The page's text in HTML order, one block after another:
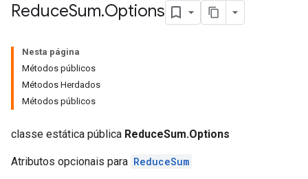
ReduceSum.Options
Nesta página
Métodos públicos
Métodos Herdados
Métodos públicos
classe estática pública ReduceSum.Options
Atributos opcionais para ReduceSum